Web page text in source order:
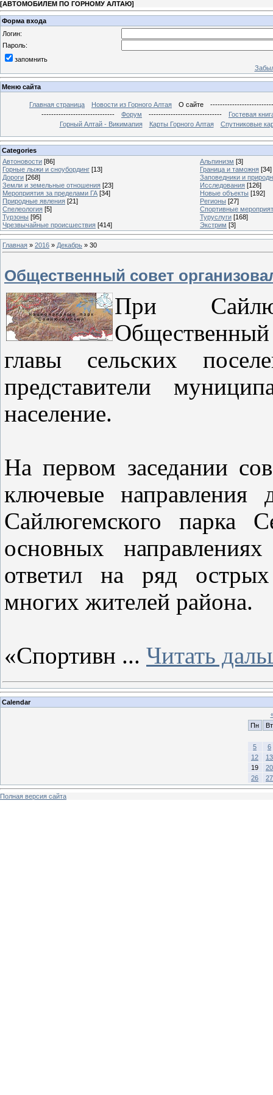
[АВТОМОБИЛЕМ ПО ГОРНОМУ АЛТАЮ]
Форма входа
Логин:
Пароль:
запомнить
Меню сайта
Главная страница Новости из Горного Алтая О сайте
------------------------------
Форум ------------------------------
Гостевая
Горный Алтай - Викимапия
Карты Горного Алтая Спутниковые
Categories
Автоновости [86] Альпинизм [3]
Горные лыжи и сноубординг [13] Граница и таможня [34]
Дороги [268]
Заповедники и
Земли и земельные отношения [23] Исследования [126]
Мероприятия за пределами ГА [34] Новые объекты [192]
Природные явления [21] Регионы [27]
Спелеология [5]
Спортивные
Турзоны [95] Туруслуги [168]
Чрезвычайные происшествия [414] Экстрим [3]
Главная » 2016 » Декабрь » 30
Общественный совет
При
главы сельских
представители
население.
На первом заседании
ключевые направления
Сайлюгемского парка
основных
ответил на ряд
многих жителей района.
«Спортивн ... Читать
Calendar
Пн
Вт
5
6
12
13
19
20
26
27
Полная версия сайта